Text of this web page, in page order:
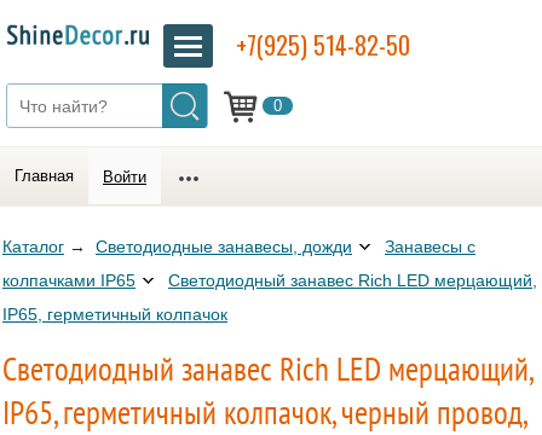
0
+7(925) 514-82-50
Главная Войти
Каталог → Светодиодные занавесы, дожди
Занавесы с
колпачками IP65
Светодиодный занавес Rich LED мерцающий,
IP65, герметичный колпачок
Светодиодный занавес Rich LED мерцающий,
IP65, герметичный колпачок, черный провод,